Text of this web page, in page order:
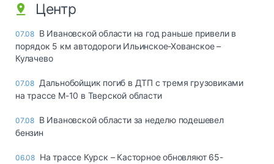
Центр
07.08 В Ивановской области на год раньше привели в
порядок 5 км автодороги Ильинское-Хованское –
Кулачево
07.08 Дальнобойщик погиб в ДТП с тремя грузовиками
на трассе М-10 в Тверской области
07.08 В Ивановской области за неделю подешевел
бензин
06.08 На трассе Курск – Касторное обновляют 65-